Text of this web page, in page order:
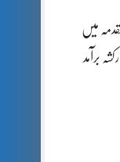
میں
برآمد